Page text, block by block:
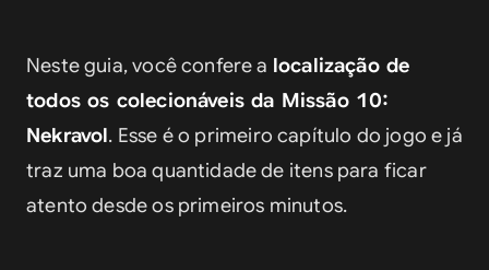
Neste guia, você confere a localização de
todos os colecionáveis da Missão 10:
Nekravol. Esse é o primeiro capítulo do jogo e já
traz uma boa quantidade de itens para ficar
atento desde os primeiros minutos.